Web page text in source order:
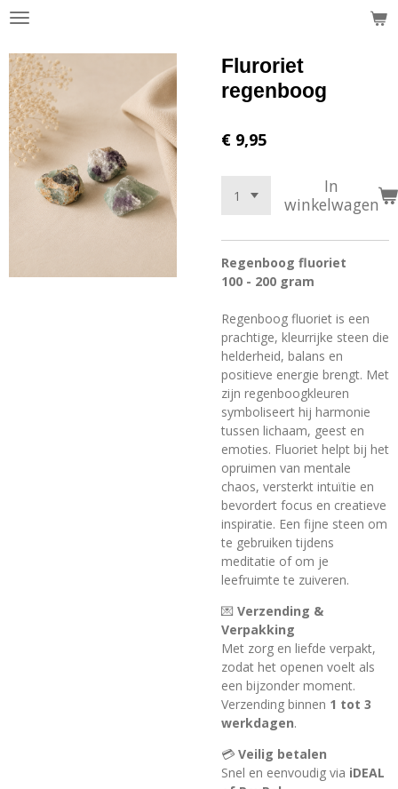
Ga
naar
de
hoofdinhoud
Fluroriet
regenboog
€ 9,95
In
winkelwagen
Regenboog fluoriet
100 - 200 gram
Regenboog fluoriet is een
prachtige, kleurrijke steen die
helderheid, balans en
positieve energie brengt. Met
zijn regenboogkleuren
symboliseert hij harmonie
tussen lichaam, geest en
emoties. Fluoriet helpt bij het
opruimen van mentale
chaos, versterkt intuïtie en
bevordert focus en creatieve
inspiratie. Een fijne steen om
te gebruiken tijdens
meditatie of om je
leefruimte te zuiveren.
💌 Verzending &
Verpakking
Met zorg en liefde verpakt,
zodat het openen voelt als
een bijzonder moment.
Verzending binnen 1 tot 3
werkdagen.
💳 Veilig betalen
Snel en eenvoudig via iDEAL